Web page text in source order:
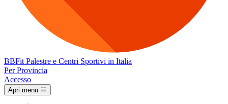
BBFit Palestre e Centri Sportivi in Italia
Per Provincia
Accesso
Apri menu